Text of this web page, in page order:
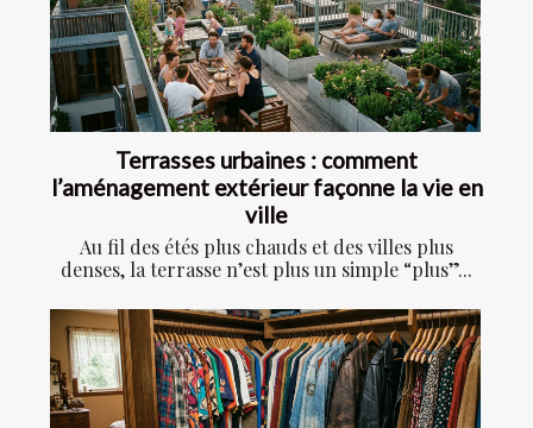
Terrasses urbaines : comment
l’aménagement extérieur façonne la vie en
ville
Au fil des étés plus chauds et des villes plus
denses, la terrasse n’est plus un simple “plus”...